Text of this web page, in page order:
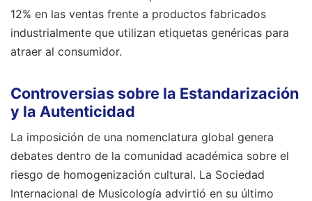
12% en las ventas frente a productos fabricados
industrialmente que utilizan etiquetas genéricas para
atraer al consumidor.
Controversias sobre la Estandarización
y la Autenticidad
La imposición de una nomenclatura global genera
debates dentro de la comunidad académica sobre el
riesgo de homogenización cultural. La Sociedad
Internacional de Musicología advirtió en su último